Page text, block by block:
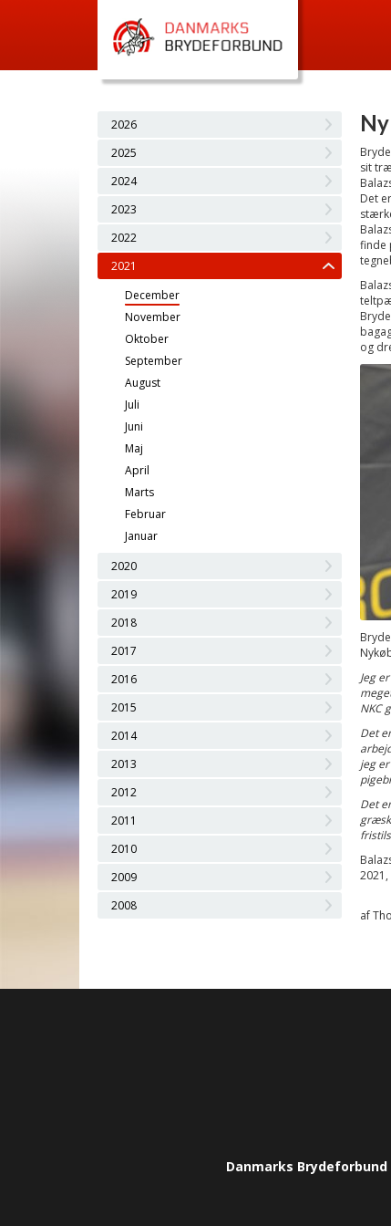
2026
2025
2024
2023
2022
2021
December
November
Oktober
September
August
Juli
Juni
Maj
April
Marts
Februar
Januar
2020
2019
2018
2017
2016
2015
2014
2013
2012
2011
2010
2009
2008
sit
Det
finde
og
Jeg
NKC
Det
jeg
Det
af
Danmarks Brydeforbund